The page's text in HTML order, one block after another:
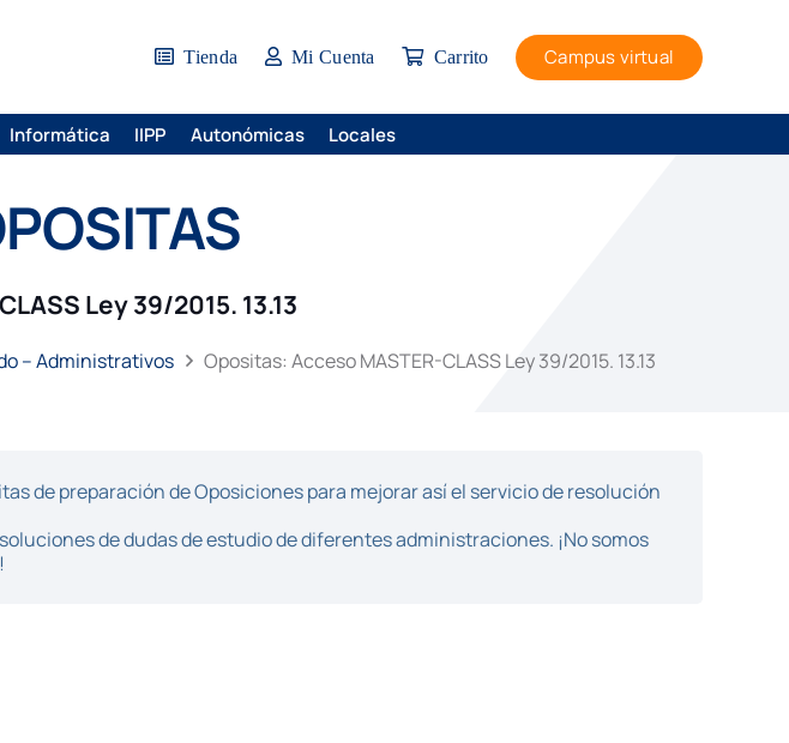
Tienda Mi Cuenta Carrito Campus virtual
Informática IIPP Autonómicas Locales
Ley 39/2015. 13.13
– Administrativos Opositas: Acceso MASTER-CLASS Ley 39/2015. 13.13
de preparación de Oposiciones para mejorar así el servicio de resolución
de dudas de estudio de diferentes administraciones. ¡No somos